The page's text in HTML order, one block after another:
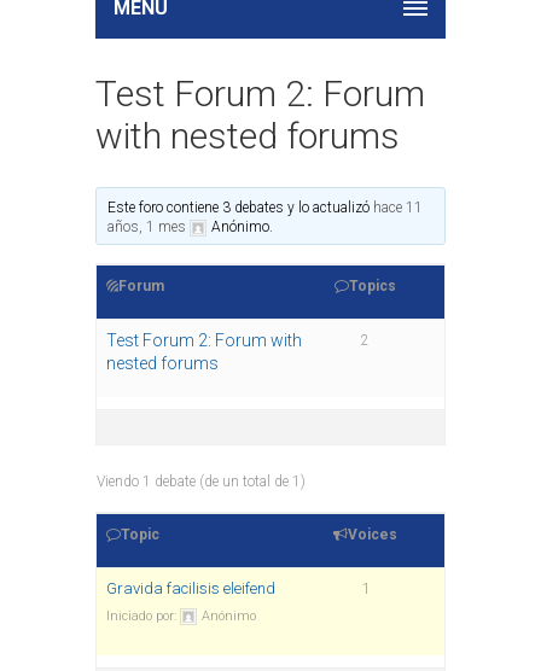
MENU
Test Forum 2: Forum
with nested forums
Este foro contiene 3 debates y lo actualizó hace 11
años, 1 mes
Anónimo.
Forum Topics
Test Forum 2: Forum with
nested forums
2
Viendo 1 debate (de un total de 1)
Topic Voices
Gravida facilisis eleifend
Iniciado por: Anónimo
1